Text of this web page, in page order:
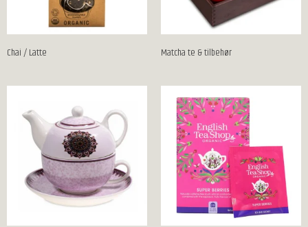
Chai / Latte Matcha te & tilbehør